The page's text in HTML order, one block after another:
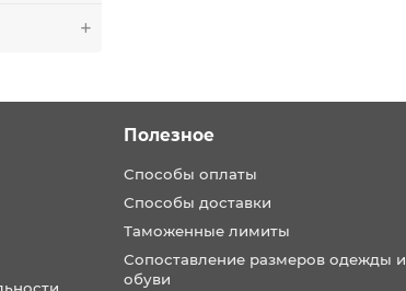
Полезное
Способы оплаты
Способы доставки
Таможенные лимиты
Сопоставление размеров одежды и
обуви